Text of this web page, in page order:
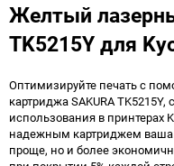
Желтый
TK5215Y для
Оптимизируйте печать с
картриджа SAKURA
использования в принтерах
надежным картриджем ваша
проще, но и более